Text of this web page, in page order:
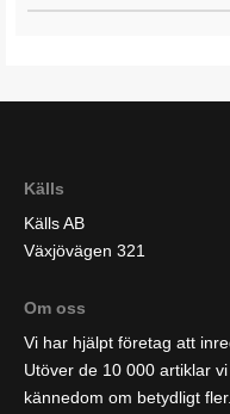
Källs
Källs AB
Växjövägen 321
Om oss
Vi har hjälpt företag att
Utöver de 10 000 artiklar
kännedom om betydligt fler.